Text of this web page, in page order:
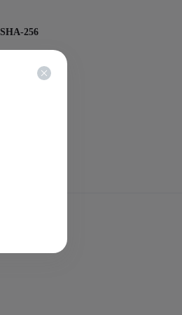
SHA-256
90Th/s